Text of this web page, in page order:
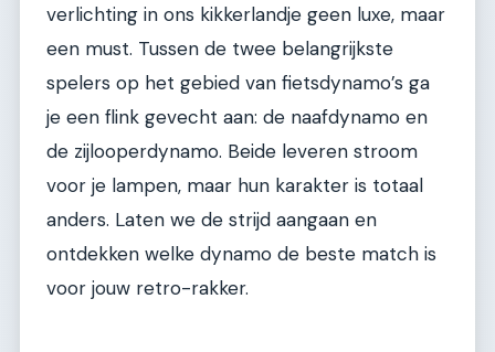
verlichting in ons kikkerlandje geen luxe, maar
een must. Tussen de twee belangrijkste
spelers op het gebied van fietsdynamo’s ga
je een flink gevecht aan: de naafdynamo en
de zijlooperdynamo. Beide leveren stroom
voor je lampen, maar hun karakter is totaal
anders. Laten we de strijd aangaan en
ontdekken welke dynamo de beste match is
voor jouw retro-rakker.